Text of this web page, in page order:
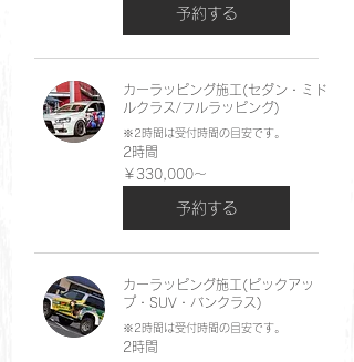
予約する
カーラッピング施工(セダン・ミド
ルクラス/フルラッピング)
※2時間は受付時間の目安です。
2時間
￥330,000
～
￥330,000～
予約する
カーラッピング施工(ピックアッ
プ・SUV・バンクラス)
※2時間は受付時間の目安です。
2時間